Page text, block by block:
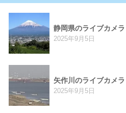
静岡県のライブカメラ
2025年9月5日
矢作川のライブカメラ
2025年9月5日